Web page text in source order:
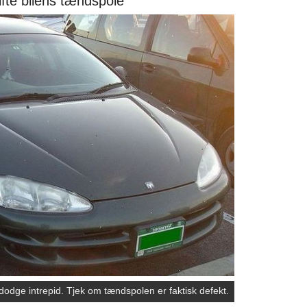
intrepid. Tjek om tændspolen er faktisk defekt.